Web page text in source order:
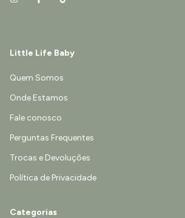
Little Life Baby
Quem Somos
Onde Estamos
Fale conosco
Perguntas Frequentes
Trocas e Devoluções
Política de Privacidade
Categorias